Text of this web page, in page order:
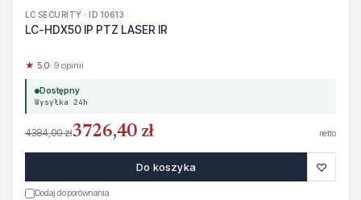
LC SECURITY · ID 10613
LC-HDX50 IP PTZ LASER IR
★ 5.0· 9 opinii
Dostępny
Wysyłka 24h
4384,00 zł3726,40 zł netto
Do koszyka ♡
Dodaj do porównania